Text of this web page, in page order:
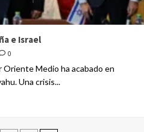
e Israel
0
Oriente Medio ha acabado en
Una crisis...